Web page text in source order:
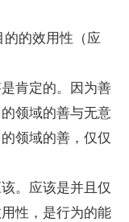
的效用性（应
肯定的。因为善
领域的善与无意
领域的善，仅仅
。应该是并且仅
性，是行为的能